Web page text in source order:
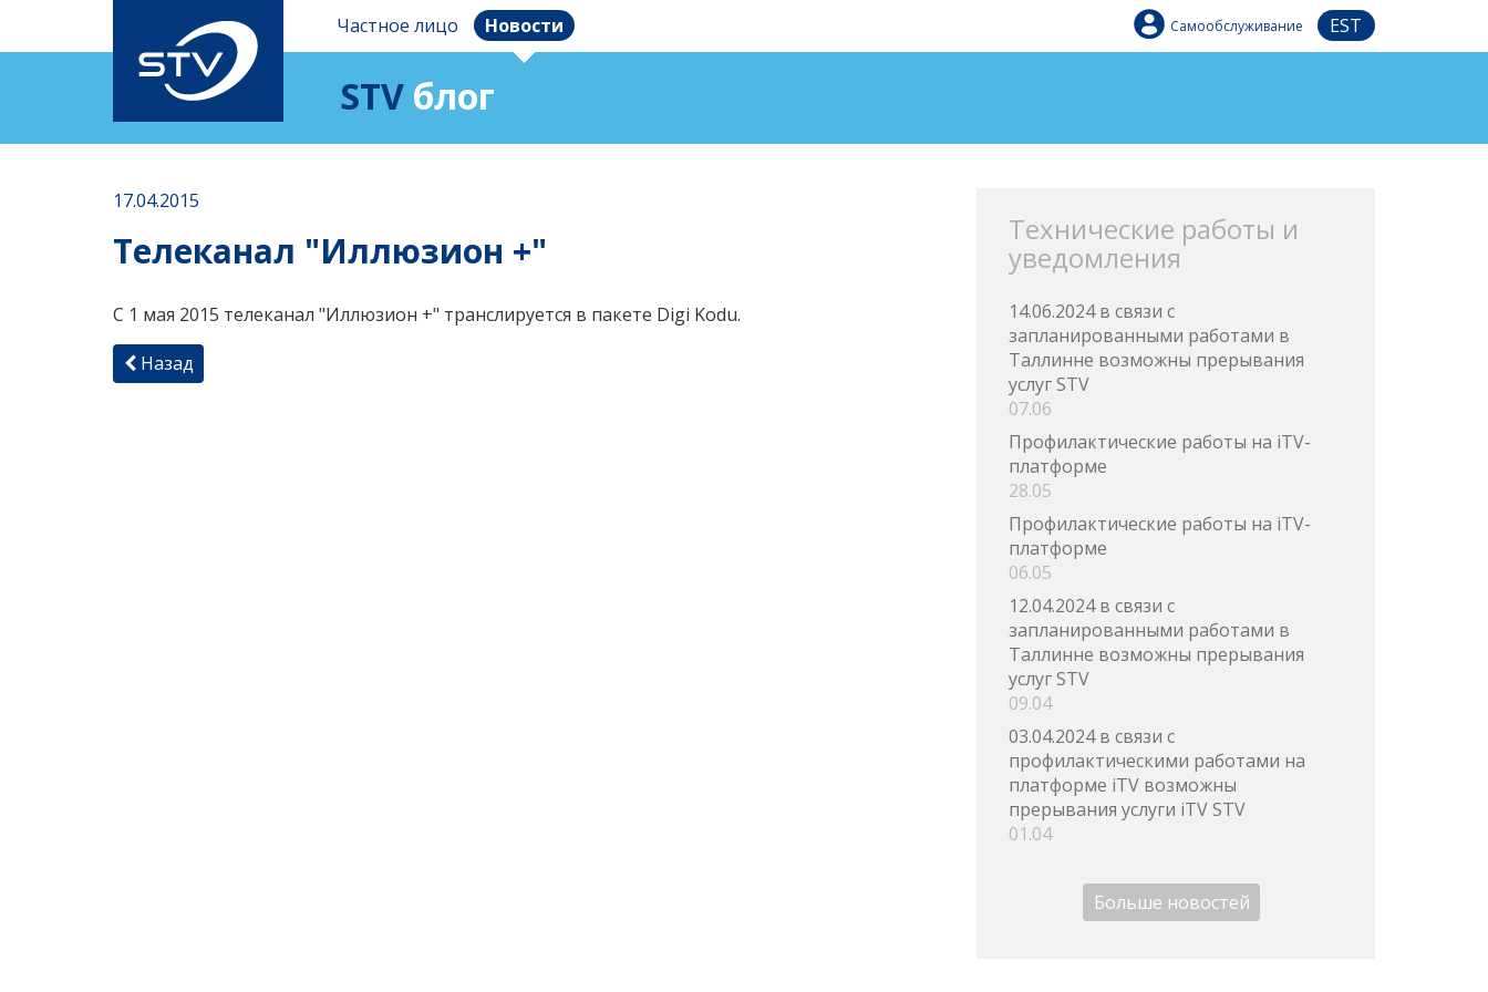
Частное лицо Новости Самообслуживание EST
STV блог
17.04.2015
Телеканал "Иллюзион +"
C 1 мая 2015 телеканал "Иллюзион +" транслируется в пакете Digi Kodu.
Назад
Технические работы и
уведомления
14.06.2024 в связи с
запланированными работами в
Таллинне возможны прерывания
услуг STV
07.06
Профилактические работы на iTV-
платформе
28.05
Профилактические работы на iTV-
платформе
06.05
12.04.2024 в связи с
запланированными работами в
Таллинне возможны прерывания
услуг STV
09.04
03.04.2024 в связи с
профилактическими работами на
платформе iTV возможны
прерывания услуги iTV STV
01.04
Больше новостей